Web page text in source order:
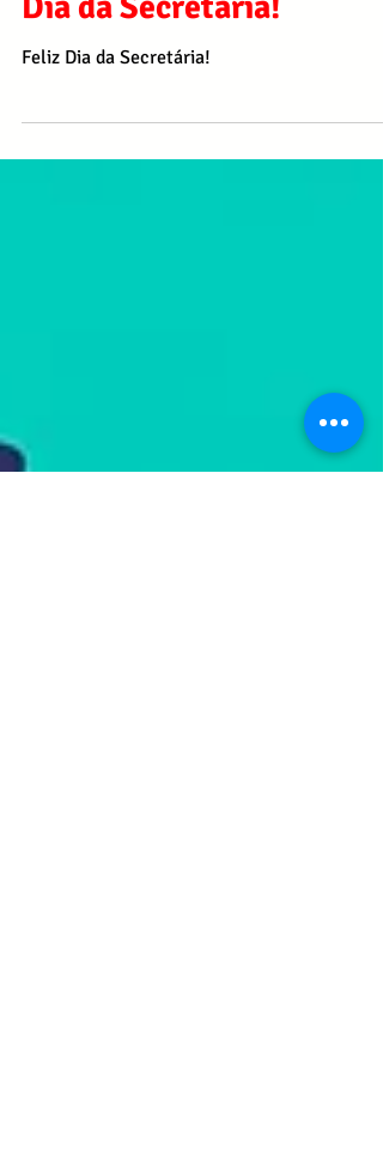
1 de out. de 2021
Dia da Secretária!
Feliz Dia da Secretária!